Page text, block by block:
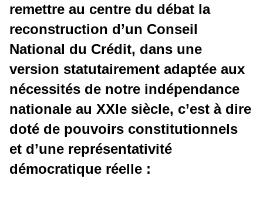
remettre au centre du débat la
reconstruction d’un Conseil
National du Crédit, dans une
version statutairement adaptée aux
nécessités de notre indépendance
nationale au XXIe siècle, c’est à dire
doté de pouvoirs constitutionnels
et d’une représentativité
démocratique réelle :